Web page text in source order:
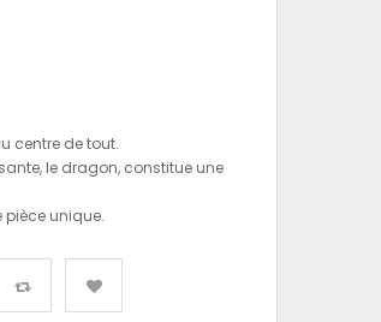
centre de tout.
le dragon, constitue une
unique.